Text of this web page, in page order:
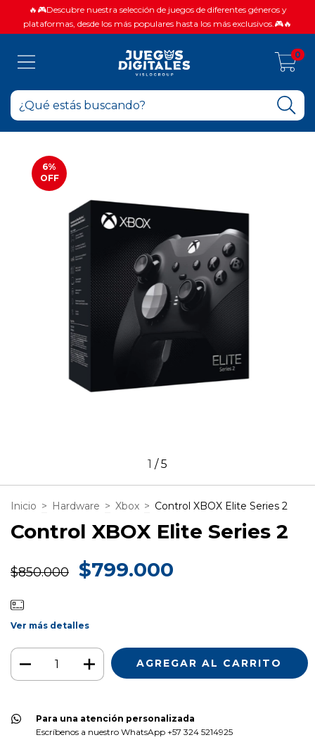
🔥🎮Descubre nuestra selección de juegos de diferentes géneros y
plataformas, desde los más populares hasta los más exclusivos.🎮🔥
0
6%
OFF
1 /5
Inicio > Hardware > Xbox > Control XBOX Elite Series 2
Control XBOX Elite Series 2
$850.000 $799.000
Ver más detalles
Para una atención personalizada
Escríbenos a nuestro WhatsApp +57 324 5214925